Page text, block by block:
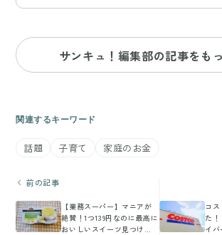
サンキュ！編集部の記事をも
関連するキーワード
話題 子育て 家庭のお金
前の記事
【業務スーパー】マニアが
絶賛！1つ139円なのに最高に
おいしいスイーツ見つけ
コ
た！
イバ